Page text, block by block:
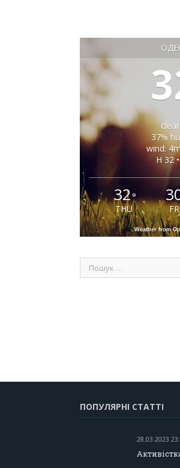
37%
wind:
H 32
32°
THU
Weather from
ПОПУЛЯРНІ СТАТТІ
28.03.2023